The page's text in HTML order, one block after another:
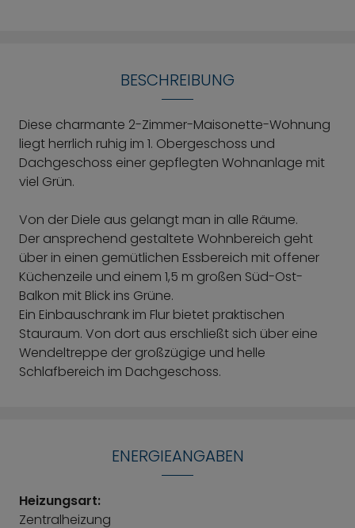
BESCHREIBUNG
Diese charmante 2-Zimmer-Maisonette-Wohnung
liegt herrlich ruhig im 1. Obergeschoss und
Dachgeschoss einer gepflegten Wohnanlage mit
viel Grün.
Von der Diele aus gelangt man in alle Räume.
Der ansprechend gestaltete Wohnbereich geht
über in einen gemütlichen Essbereich mit offener
Küchenzeile und einem 1,5 m großen Süd-Ost-
Balkon mit Blick ins Grüne.
Ein Einbauschrank im Flur bietet praktischen
Stauraum. Von dort aus erschließt sich über eine
Wendeltreppe der großzügige und helle
Schlafbereich im Dachgeschoss.
ENERGIEANGABEN
Heizungsart:
Zentralheizung